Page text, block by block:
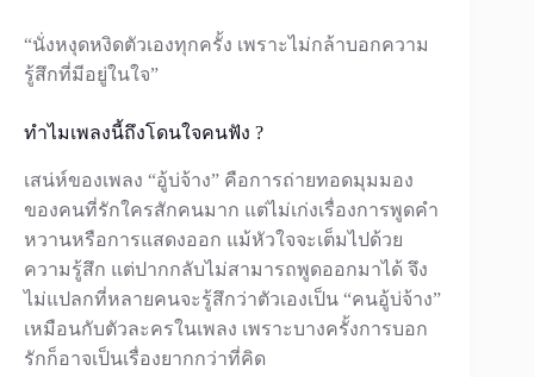
“นั่งหงุดหงิดตัวเองทุกครั้ง เพราะไม่กล้าบอกความ
รู้สึกที่มีอยู่ในใจ”
ทำไมเพลงนี้ถึงโดนใจคนฟัง ?
เสน่ห์ของเพลง “อู้บ่จ้าง” คือการถ่ายทอดมุมมอง
ของคนที่รักใครสักคนมาก แต่ไม่เก่งเรื่องการพูดคำ
หวานหรือการแสดงออก แม้หัวใจจะเต็มไปด้วย
ความรู้สึก แต่ปากกลับไม่สามารถพูดออกมาได้ จึง
ไม่แปลกที่หลายคนจะรู้สึกว่าตัวเองเป็น “คนอู้บ่จ้าง”
เหมือนกับตัวละครในเพลง เพราะบางครั้งการบอก
รักก็อาจเป็นเรื่องยากกว่าที่คิด